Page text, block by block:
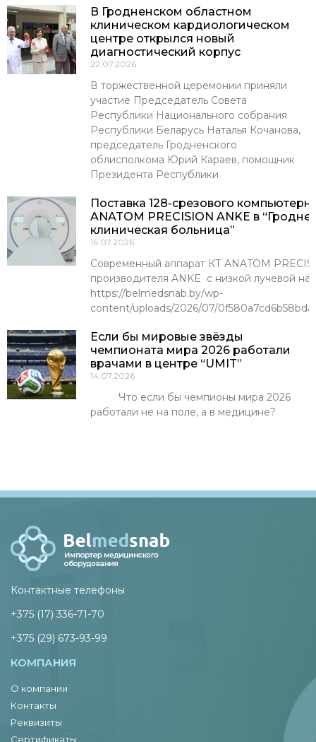
В Гродненском областном
клиническом кардиологическом
центре открылся новый
диагностический корпус
22.07.2026
В торжественной церемонии приняли
участие Председатель Совета
Республики Национального собрания
Республики Беларусь Наталья Кочанова,
председатель Гродненского
облисполкома Юрий Караев, помощник
Президента Республики
Поставка 128-срезового
ANATOM PRECISION ANKE в
клиническая больница”
16.07.2026
Современный аппарат КТ ANATOM
производителя ANKE с низкой лучевой
https://belmedsnab.by/wp-
content/uploads/2026/07/
Если бы мировые звёзды
чемпионата мира 2026 работали
врачами в центре “UMIT”
14.07.2026
Что если бы чемпионы мира 2026
работали не на поле, а в медицине?
Контактные телефоны
+375 (17) 336-71-70
+375 (29) 673-93-99
КОМПАНИЯ
О компании
Контакты
Реквизиты
Сертификаты